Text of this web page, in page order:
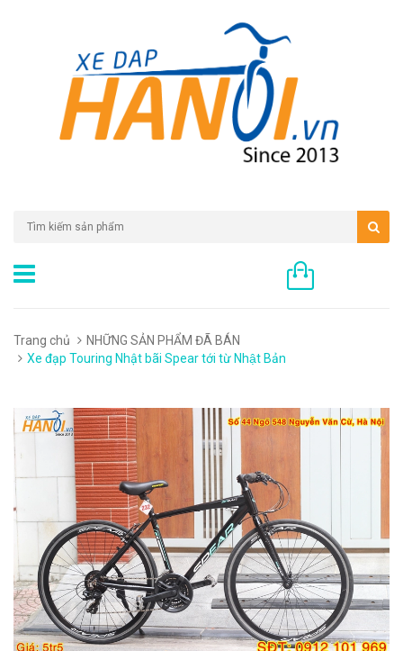
Trang chủ
NHỮNG SẢN PHẨM ĐÃ BÁN
Xe đạp Touring Nhật bãi Spear tới từ Nhật Bản